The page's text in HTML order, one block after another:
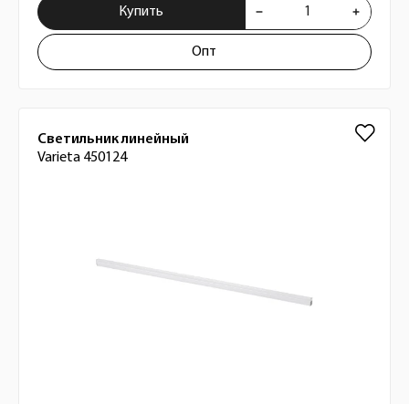
Купить
Опт
Светильник линейный
Varieta 450124